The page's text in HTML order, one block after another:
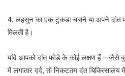
4. लहसुन का एक टुकड़ा चबाने या अपने
मिलती है।
यदि आपको दांत फोड़े के कोई लक्षण हैं – जैसे
में लगातार दर्द, तो निकटतम दंत